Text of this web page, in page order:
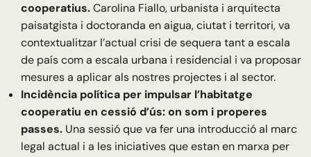
cooperatius.Carolina Fiallo, urbanista i arquitecta
paisatgista i doctoranda en aigua, ciutat i territori, va
contextualitzar l’actual crisi de sequera tant a escala
de país com a escala urbana i residencial i va proposar
mesures a aplicar als nostres projectes i al sector.
Incidència política per impulsar l’habitatge
cooperatiu en cessió d’ús: on som i properes
passes. Una sessió que va fer una introducció al marc
legal actual i a les iniciatives que estan en marxa per